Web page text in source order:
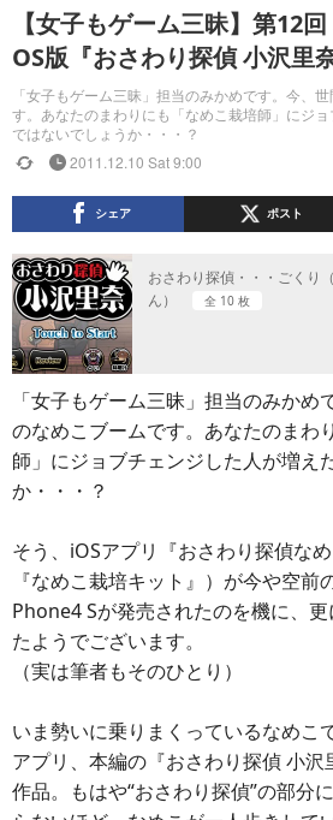
【女子もゲーム三昧】第12
OS版『おさわり探偵 小沢里
「女子もゲーム三昧」担当のみかめです。今、
す。あなたのまわりにも「なめこ栽培師」にジ
ではないでしょうか・・・？
2011.12.10 Sat 9:00
シェア ポスト
おさわり探偵・・・ごくり
ん）
全 10 枚
「女子もゲーム三昧」担当のみかめ
のなめこブームです。あなたのまわ
師」にジョブチェンジした人が増え
か・・・？
そう、iOSアプリ『おさわり探偵な
『なめこ栽培キット』）が今や空
Phone4 Sが発売されたのを機に、
たようでございます。
（実は筆者もそのひとり）
いま勢いに乗りまくっているなめこ
アプリ、本編の『おさわり探偵 小沢
作品。もはや“おさわり探偵”の部分